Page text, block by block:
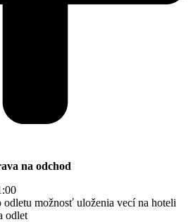
na odchod
odletu možnosť uloženia vecí na hoteli
odlet